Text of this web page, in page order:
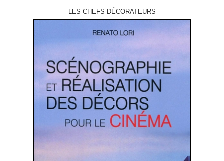
LES CHEFS DÉCORATEURS